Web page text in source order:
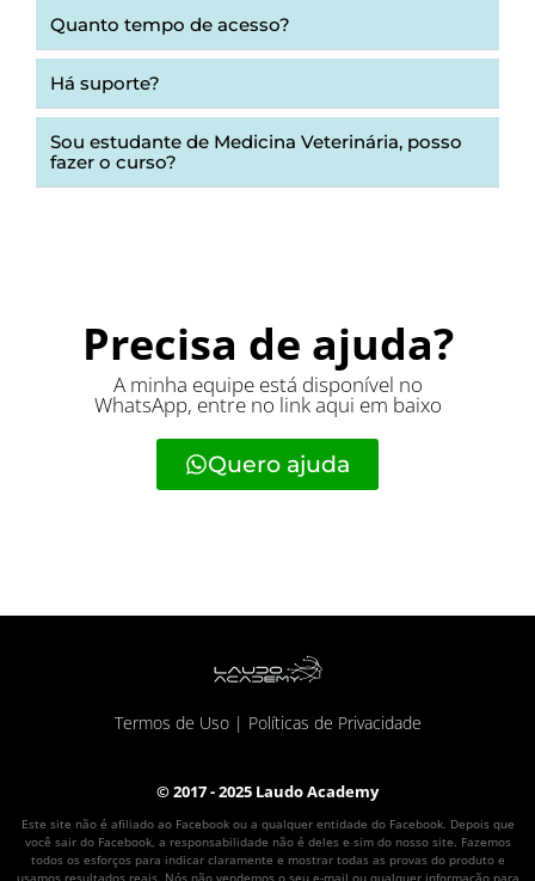
Quanto tempo de acesso?
Há suporte?
Sou estudante de Medicina Veterinária, posso
fazer o curso?
Precisa de ajuda?
A minha equipe está disponível no
WhatsApp, entre no link aqui em baixo
Quero ajuda
Termos de Uso| Políticas de Privacidade
© 2017 - 2025 Laudo Academy
Este site não é afiliado ao Facebook ou a qualquer entidade do Facebook. Depois que
você sair do Facebook, a responsabilidade não é deles e sim do nosso site. Fazemos
todos os esforços para indicar claramente e mostrar todas as provas do produto e
usamos resultados reais. Nós não vendemos o seu e-mail ou qualquer informação para